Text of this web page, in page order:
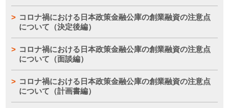
コロナ禍における日本政策金融公庫の創業融資の注意点
について（決定後編）
コロナ禍における日本政策金融公庫の創業融資の注意点
について（面談編）
コロナ禍における日本政策金融公庫の創業融資の注意点
について（計画書編）